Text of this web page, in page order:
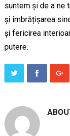
suntem și de a ne
și îmbrățișarea
și fericirea
putere.